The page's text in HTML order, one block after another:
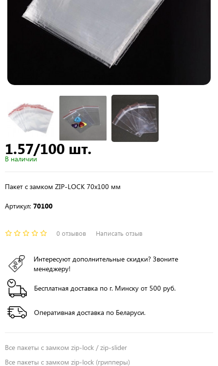
1.57/100 шт.
В наличии
Пакет с замком ZIP-LOCK 70х100 мм
Артикул: 70100
0 отзывов Написать отзыв
Интересуют дополнительные скидки? Звоните
менеджеру!
Бесплатная доставка по г. Минску от 500 руб.
Оперативная доставка по Беларуси.
Все пакеты с замком zip-lock / zip-slider
Все пакеты с замком zip-lock (грипперы)